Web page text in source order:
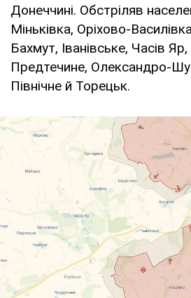
Донеччині. Обстріляв
Міньківка, Оріхово-
Бахмут, Іванівське, Часів
Предтечине, Олександро-
Північне й Торецьк.